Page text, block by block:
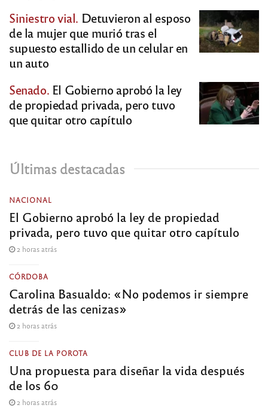
Siniestro vial. Detuvieron al esposo
de la mujer que murió tras el
supuesto estallido de un celular en
un auto
Senado. El Gobierno aprobó la ley
de propiedad privada, pero tuvo
que quitar otro capítulo
Últimas destacadas
NACIONAL
El Gobierno aprobó la ley de propiedad
privada, pero tuvo que quitar otro capítulo
2 horas atrás
CÓRDOBA
Carolina Basualdo: «No podemos ir siempre
detrás de las cenizas»
2 horas atrás
CLUB DE LA POROTA
Una propuesta para diseñar la vida después
de los 60
2 horas atrás